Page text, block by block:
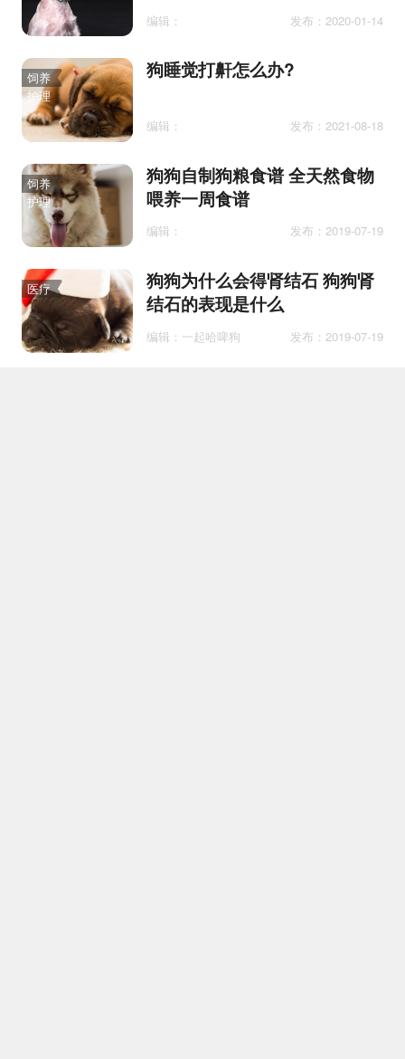
编辑： 发布：2020-01-14
饲养
护理
狗睡觉打鼾怎么办?
编辑： 发布：2021-08-18
饲养
护理
狗狗自制狗粮食谱 全天然食物
喂养一周食谱
编辑： 发布：2019-07-19
医疗
狗狗为什么会得肾结石 狗狗肾
结石的表现是什么
编辑：一起哈啤狗 发布：2019-07-19